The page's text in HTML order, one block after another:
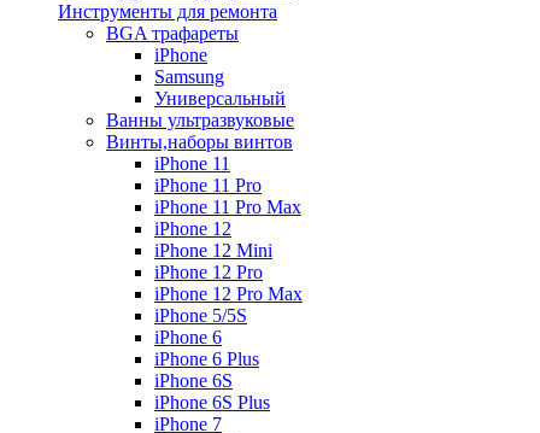
Инструменты для ремонта
BGA трафареты
iPhone
Samsung
Универсальный
Ванны ультразвуковые
Винты,наборы винтов
iPhone 11
iPhone 11 Pro
iPhone 11 Pro Max
iPhone 12
iPhone 12 Mini
iPhone 12 Pro
iPhone 12 Pro Max
iPhone 5/5S
iPhone 6
iPhone 6 Plus
iPhone 6S
iPhone 6S Plus
iPhone 7